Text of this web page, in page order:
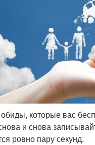
которые вас
и снова
ровно пару секунд.